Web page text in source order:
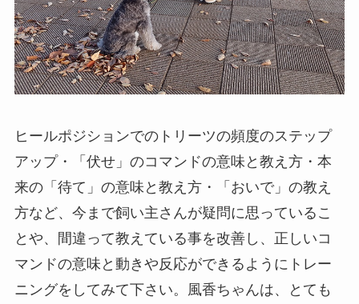
ヒールポジションでのトリーツの頻度のステップ
アップ・「伏せ」のコマンドの意味と教え方・本
来の「待て」の意味と教え方・「おいで」の教え
方など、今まで飼い主さんが疑問に思っているこ
とや、間違って教えている事を改善し、正しいコ
マンドの意味と動きや反応ができるようにトレー
ニングをしてみて下さい。風香ちゃんは、とても